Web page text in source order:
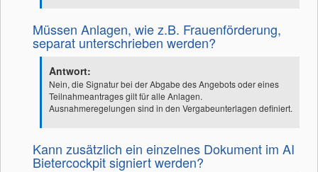
Müssen Anlagen, wie z.B. Frauenförderung,
separat unterschrieben werden?
Antwort:
Nein, die Signatur bei der Abgabe des Angebots oder eines
Teilnahmeantrages gilt für alle Anlagen.
Ausnahmeregelungen sind in den Vergabeunterlagen definiert.
Kann zusätzlich ein einzelnes Dokument im AI
Bietercockpit signiert werden?